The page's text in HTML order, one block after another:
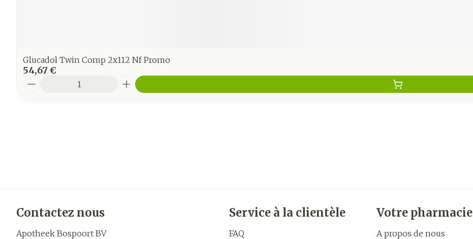
Glucadol Twin Comp 2x112 Nf Promo
54,67 €
Contactez nous
Apotheek Bospoort BV
Service à la clientèle
FAQ
Votre pharmacie
A propos de nous